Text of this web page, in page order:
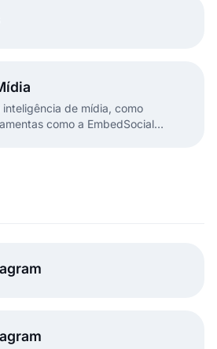
de mídia, como
como a EmbedSocial